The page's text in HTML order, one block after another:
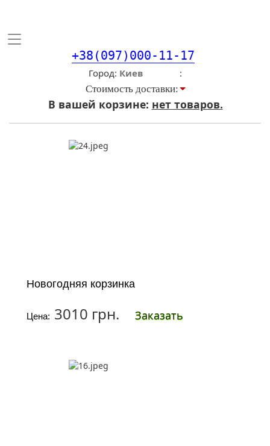
Toggle
+38(097)000-11-17
Город
Стоимость доставки:
В вашей корзине: нет товаров.
Новогодняя корзинка
Цена: 3010 грн. Заказать